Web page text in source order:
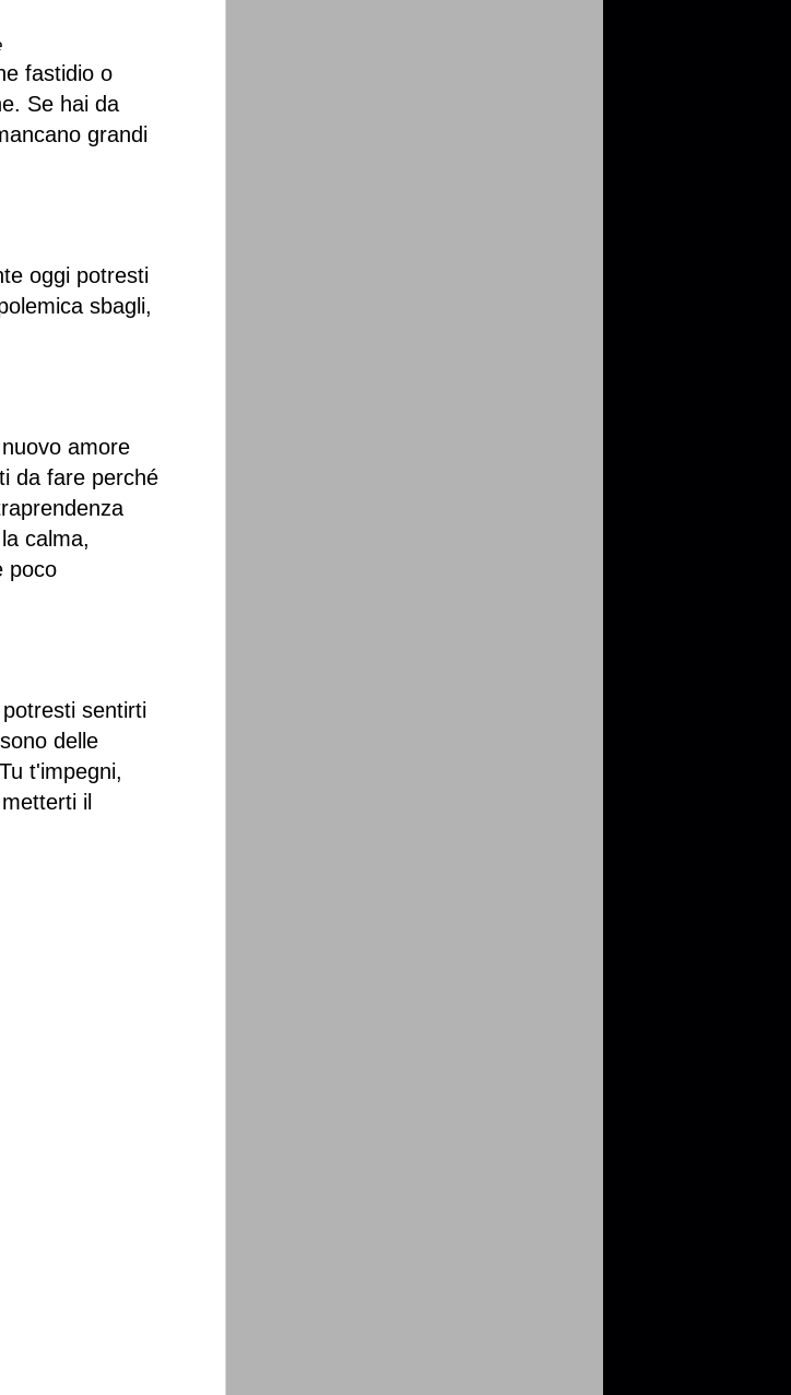
fastidio o
Se hai da
grandi
oggi potresti
sbagli,
amore
da fare perché
calma,
poco
sentirti
delle
t'impegni,
il